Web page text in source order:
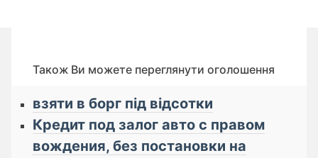
Також Ви можете переглянути оголошення
взяти в борг під відсотки
Кредит под залог авто с правом
вождения, без постановки на